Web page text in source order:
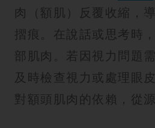
肉（額肌）反覆收縮，
摺痕。在說話或思考時
部肌肉。若因視力問題
及時檢查視力或處理眼
對額頭肌肉的依賴，從